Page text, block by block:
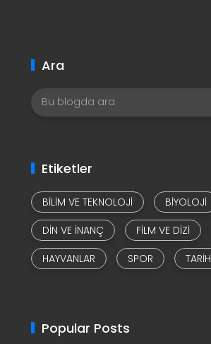
Ara
Etiketler
BILIM VE TEKNOLOJI
BIYOLOJI
DIN VE INANÇ
FILM VE DIZI
HAYVANLAR
SPOR TARIH
Popular Posts